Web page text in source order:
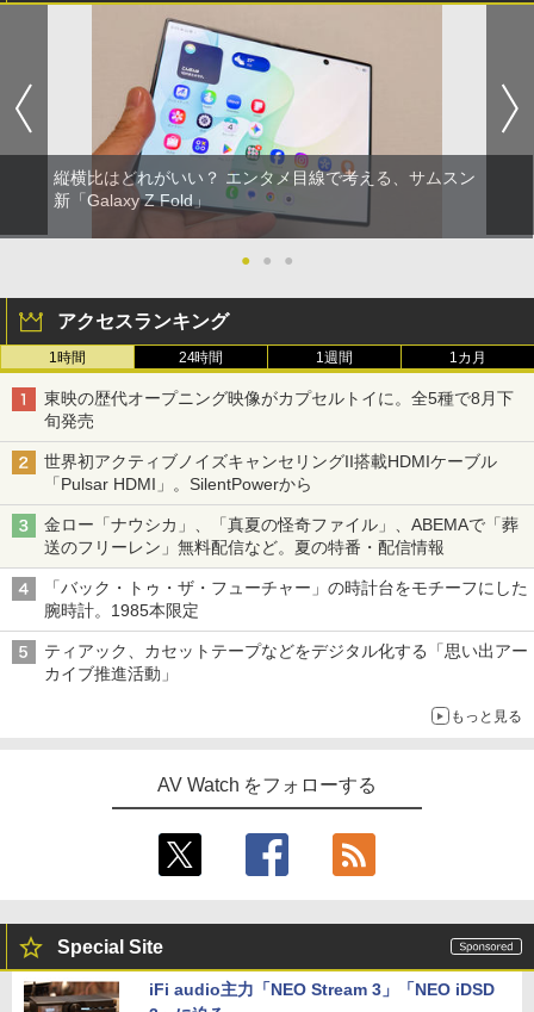
縦横比はどれがいい？ エンタメ目線で考える、サムスン
新「Galaxy Z Fold」
● ● ●
アクセスランキング
1時間 24時間 1週間 1カ月
東映の歴代オープニング映像がカプセルトイに。全5種で8月下
旬発売
世界初アクティブノイズキャンセリングII搭載HDMIケーブル
「Pulsar HDMI」。SilentPowerから
金ロー「ナウシカ」、「真夏の怪奇ファイル」、ABEMAで「葬
送のフリーレン」無料配信など。夏の特番・配信情報
「バック・トゥ・ザ・フューチャー」の時計台をモチーフにした
腕時計。1985本限定
ティアック、カセットテープなどをデジタル化する「思い出アー
カイブ推進活動」
もっと見る
AV Watch をフォローする
Special Site
iFi audio主力「NEO Stream 3」「NEO iDSD